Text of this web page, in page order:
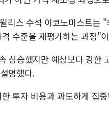
리스 수석 이코노미스트는
수준을 재평가하는 과정"
상승했지만 예상보다 강한
명했다.
투자 비용과 과도하게 집